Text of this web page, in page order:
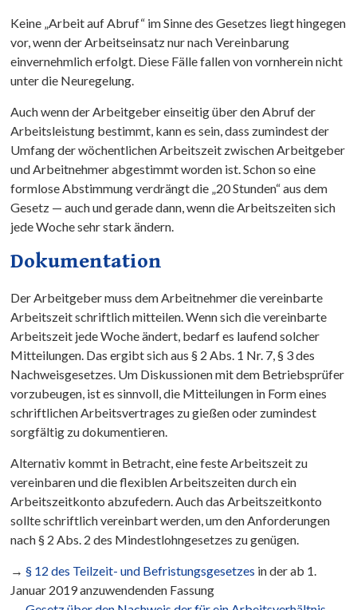
Keine „Arbeit auf Abruf“ im Sinne des Gesetzes liegt hingegen
vor, wenn der Arbeitseinsatz nur nach Vereinbarung
einvernehmlich erfolgt. Diese Fälle fallen von vornherein nicht
unter die Neuregelung.
Auch wenn der Arbeitgeber einseitig über den Abruf der
Arbeitsleistung bestimmt, kann es sein, dass zumindest der
Umfang der wöchentlichen Arbeitszeit zwischen Arbeitgeber
und Arbeitnehmer abgestimmt worden ist. Schon so eine
formlose Abstimmung verdrängt die „20 Stunden“ aus dem
Gesetz — auch und gerade dann, wenn die Arbeitszeiten sich
jede Woche sehr stark ändern.
Dokumentation
Der Arbeitgeber muss dem Arbeitnehmer die vereinbarte
Arbeitszeit schriftlich mitteilen. Wenn sich die vereinbarte
Arbeitszeit jede Woche ändert, bedarf es laufend solcher
Mitteilungen. Das ergibt sich aus § 2 Abs. 1 Nr. 7, § 3 des
Nachweisgesetzes. Um Diskussionen mit dem Betriebsprüfer
vorzubeugen, ist es sinnvoll, die Mitteilungen in Form eines
schriftlichen Arbeitsvertrages zu gießen oder zumindest
sorgfältig zu dokumentieren.
Alternativ kommt in Betracht, eine feste Arbeitszeit zu
vereinbaren und die flexiblen Arbeitszeiten durch ein
Arbeitszeitkonto abzufedern. Auch das Arbeitszeitkonto
sollte schriftlich vereinbart werden, um den Anforderungen
nach § 2 Abs. 2 des Mindestlohngesetzes zu genügen.
→§ 12 des Teilzeit- und Befristungsgesetzes in der ab 1.
Januar 2019 anzuwendenden Fassung